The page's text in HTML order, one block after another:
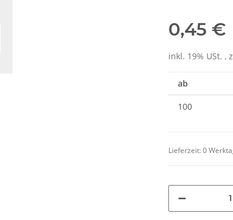
0,45 €
inkl. 19% USt. ,
ab
100
Lieferzeit:0